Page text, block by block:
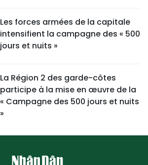
Les forces armées de la capitale
intensifient la campagne des « 500
jours et nuits »
La Région 2 des garde-côtes
participe à la mise en œuvre de la
« Campagne des 500 jours et nuits
»